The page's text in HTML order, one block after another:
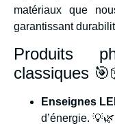
matériaux que
garantissant
Produits
classiques
Enseignes
d’énergie. 💡🌿